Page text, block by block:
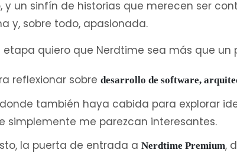
y un sinfín de historias que merecen ser
y, sobre todo, apasionada.
etapa quiero que Nerdtime sea más que un
reflexionar sobre desarrollo de software,
también haya cabida para explorar
simplemente me parezcan interesantes.
la puerta de entrada a Nerdtime Premium,